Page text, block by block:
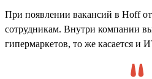
При появлении вакансий в Hoff
сотрудникам. Внутри компании
гипермаркетов, то же касается и